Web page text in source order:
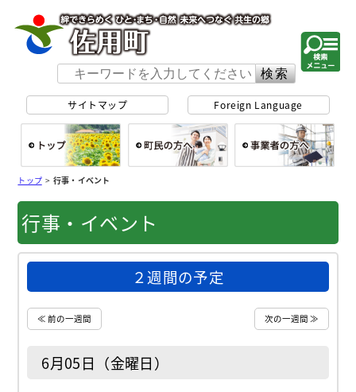
サイトマップ Foreign Language
トップ>行事・イベント
行事・イベント
２週間の予定
≪ 前の一週間 次の一週間 ≫
6月05日（金曜日）